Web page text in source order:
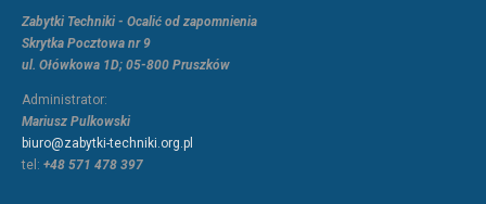
Zabytki Techniki - Ocalić od zapomnienia
Skrytka Pocztowa nr 9
ul. Ołówkowa 1D; 05-800 Pruszków
Administrator:
Mariusz Pulkowski
biuro@zabytki-techniki.org.pl
tel: +48 571 478 397